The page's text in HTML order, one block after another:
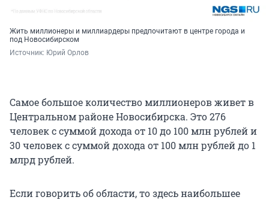
Жить миллионеры и миллиардеры предпочитают в центре города и
под Новосибирском
Источник: Юрий Орлов
Самое большое количество миллионеров живет в
Центральном районе Новосибирска. Это 276
человек с суммой дохода от 10 до 100 млн рублей и
30 человек с суммой дохода от 100 млн рублей до 1
млрд рублей.
Если говорить об области, то здесь наибольшее